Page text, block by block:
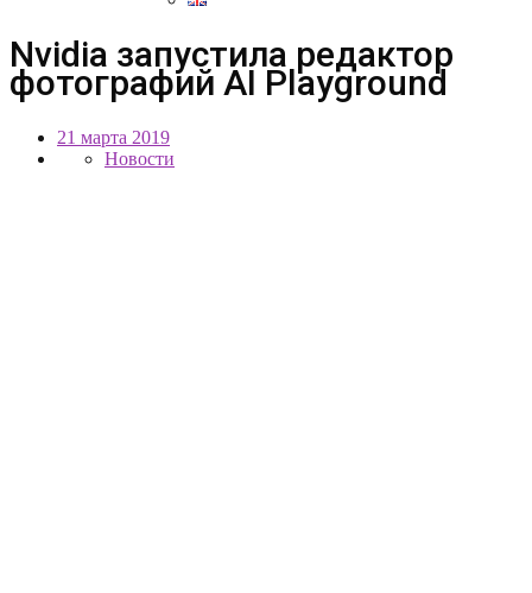
Nvidia запустила редактор
фотографий AI Playground
21 марта 2019
Новости